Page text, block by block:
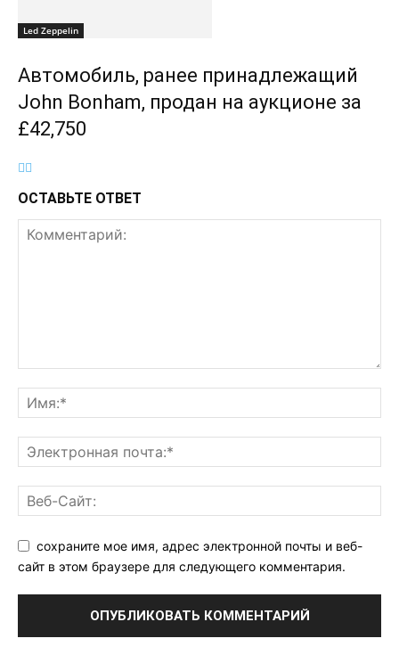
Led Zeppelin
Автомобиль, ранее принадлежащий
John Bonham, продан на аукционе за
£42,750
ОСТАВЬТЕ ОТВЕТ
сохраните мое имя, адрес электронной почты и веб-
сайт в этом браузере для следующего комментария.